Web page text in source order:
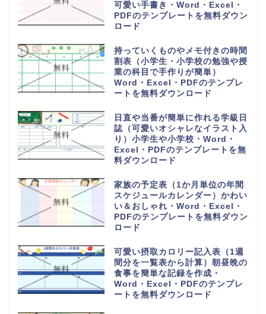
可愛い手書き・Word・Excel・
PDFのテンプレートを無料ダウン
ロード
持っていくものやメモ付きの時間
割表（小学生・小学校の勉強や授
業の科目で手作りが簡単）
Word・Excel・PDFのテンプレ
ートを無料ダウンロード
日直や当番が簡単に作れる学級日
誌（可愛いオシャレなイラスト入
り）小学生や小学校・Word・
Excel・PDFのテンプレートを無
料ダウンロード
家族の予定表（1か月単位の年間
スケジュールカレンダー）かわい
い＆おしゃれ・Word・Excel・
PDFのテンプレートを無料ダウン
ロード
可愛い摂取カロリー記入表（1週
間分を一覧表から計算）朝昼晩の
食事を簡単な記録を作成・
Word・Excel・PDFのテンプレ
ートを無料ダウンロード